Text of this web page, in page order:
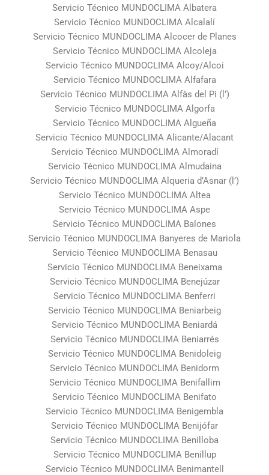
Servicio Técnico MUNDOCLIMA Albatera
Servicio Técnico MUNDOCLIMA Alcalalí
Servicio Técnico MUNDOCLIMA Alcocer de Planes
Servicio Técnico MUNDOCLIMA Alcoleja
Servicio Técnico MUNDOCLIMA Alcoy/Alcoi
Servicio Técnico MUNDOCLIMA Alfafara
Servicio Técnico MUNDOCLIMA Alfàs del Pi (l’)
Servicio Técnico MUNDOCLIMA Algorfa
Servicio Técnico MUNDOCLIMA Algueña
Servicio Técnico MUNDOCLIMA Alicante/Alacant
Servicio Técnico MUNDOCLIMA Almoradí
Servicio Técnico MUNDOCLIMA Almudaina
Servicio Técnico MUNDOCLIMA Alqueria d’Asnar (l’)
Servicio Técnico MUNDOCLIMA Altea
Servicio Técnico MUNDOCLIMA Aspe
Servicio Técnico MUNDOCLIMA Balones
Servicio Técnico MUNDOCLIMA Banyeres de Mariola
Servicio Técnico MUNDOCLIMA Benasau
Servicio Técnico MUNDOCLIMA Beneixama
Servicio Técnico MUNDOCLIMA Benejúzar
Servicio Técnico MUNDOCLIMA Benferri
Servicio Técnico MUNDOCLIMA Beniarbeig
Servicio Técnico MUNDOCLIMA Beniardá
Servicio Técnico MUNDOCLIMA Beniarrés
Servicio Técnico MUNDOCLIMA Benidoleig
Servicio Técnico MUNDOCLIMA Benidorm
Servicio Técnico MUNDOCLIMA Benifallim
Servicio Técnico MUNDOCLIMA Benifato
Servicio Técnico MUNDOCLIMA Benigembla
Servicio Técnico MUNDOCLIMA Benijófar
Servicio Técnico MUNDOCLIMA Benilloba
Servicio Técnico MUNDOCLIMA Benillup
Servicio Técnico MUNDOCLIMA Benimantell